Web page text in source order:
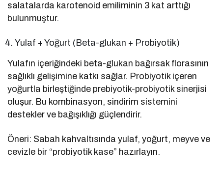
salatalarda karotenoid emiliminin 3 kat arttığı
bulunmuştur.
Yulaf + Yoğurt (Beta-glukan + Probiyotik)
Yulafın içeriğindeki beta-glukan bağırsak florasının
sağlıklı gelişimine katkı sağlar. Probiyotik içeren
yoğurtla birleştiğinde prebiyotik-probiyotik sinerjisi
oluşur. Bu kombinasyon, sindirim sistemini
destekler ve bağışıklığı güçlendirir.
Öneri: Sabah kahvaltısında yulaf, yoğurt, meyve ve
cevizle bir “probiyotik kase” hazırlayın.